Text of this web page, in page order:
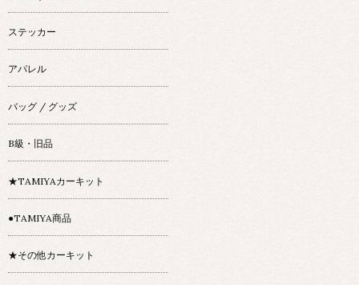
ステッカー
アパレル
バッグ / グッズ
B級・旧品
★TAMIYAカーキット
●TAMIYA商品
★その他カーキット